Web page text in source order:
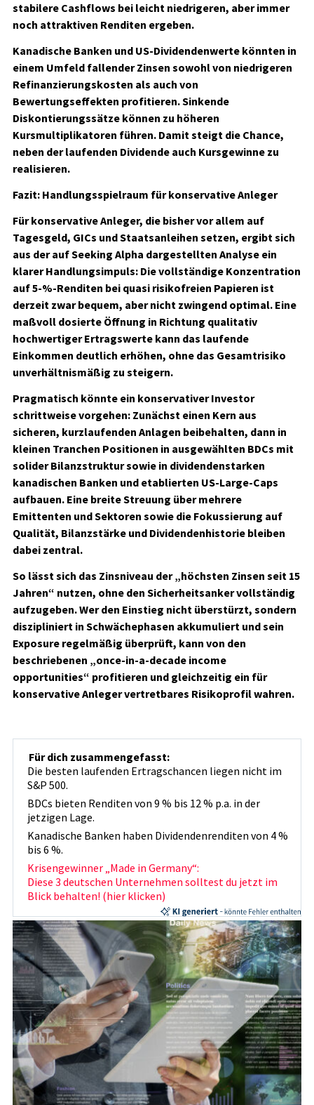
stabilere Cashflows bei leicht niedrigeren, aber immer
noch attraktiven Renditen ergeben.
Kanadische Banken und US-Dividendenwerte könnten in
einem Umfeld fallender Zinsen sowohl von niedrigeren
Refinanzierungskosten als auch von
Bewertungseffekten profitieren. Sinkende
Diskontierungssätze können zu höheren
Kursmultiplikatoren führen. Damit steigt die Chance,
neben der laufenden Dividende auch Kursgewinne zu
realisieren.
Fazit: Handlungsspielraum für konservative Anleger
Für konservative Anleger, die bisher vor allem auf
Tagesgeld, GICs und Staatsanleihen setzen, ergibt sich
aus der auf Seeking Alpha dargestellten Analyse ein
klarer Handlungsimpuls: Die vollständige Konzentration
auf 5-%-Renditen bei quasi risikofreien Papieren ist
derzeit zwar bequem, aber nicht zwingend optimal. Eine
maßvoll dosierte Öffnung in Richtung qualitativ
hochwertiger Ertragswerte kann das laufende
Einkommen deutlich erhöhen, ohne das Gesamtrisiko
unverhältnismäßig zu steigern.
Pragmatisch könnte ein konservativer Investor
schrittweise vorgehen: Zunächst einen Kern aus
sicheren, kurzlaufenden Anlagen beibehalten, dann in
kleinen Tranchen Positionen in ausgewählten BDCs mit
solider Bilanzstruktur sowie in dividendenstarken
kanadischen Banken und etablierten US-Large-Caps
aufbauen. Eine breite Streuung über mehrere
Emittenten und Sektoren sowie die Fokussierung auf
Qualität, Bilanzstärke und Dividendenhistorie bleiben
dabei zentral.
So lässt sich das Zinsniveau der „höchsten Zinsen seit 15
Jahren“ nutzen, ohne den Sicherheitsanker vollständig
aufzugeben. Wer den Einstieg nicht überstürzt, sondern
diszipliniert in Schwächephasen akkumuliert und sein
Exposure regelmäßig überprüft, kann von den
beschriebenen „once-in-a-decade income
opportunities“ profitieren und gleichzeitig ein für
konservative Anleger vertretbares Risikoprofil wahren.
Für dich zusammengefasst:
Die besten laufenden Ertragschancen liegen nicht im
S&P 500.
BDCs bieten Renditen von 9 % bis 12 % p.a. in der
jetzigen Lage.
Kanadische Banken haben Dividendenrenditen von 4 %
bis 6 %.
Krisengewinner „Made in Germany“:
Diese 3 deutschen Unternehmen solltest du jetzt im
Blick behalten! (hier klicken)